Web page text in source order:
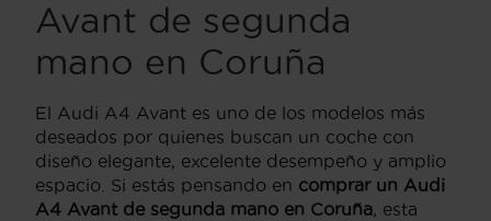
Avant de segunda
mano en Coruña
El Audi A4 Avant es uno de los modelos más
deseados por quienes buscan un coche con
diseño elegante, excelente desempeño y amplio
espacio. Si estás pensando en comprar un Audi
A4 Avant de segunda mano en Coruña, esta